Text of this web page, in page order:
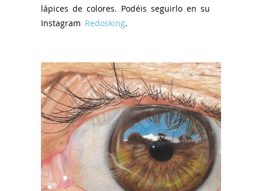
lápices de colores. Podéis seguirlo en su
Instagram Redosking.